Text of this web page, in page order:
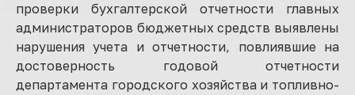
проверки бухгалтерской отчетности главных
администраторов бюджетных средств выявлены
нарушения учета и отчетности, повлиявшие на
достоверность годовой отчетности
департамента городского хозяйства и топливно-